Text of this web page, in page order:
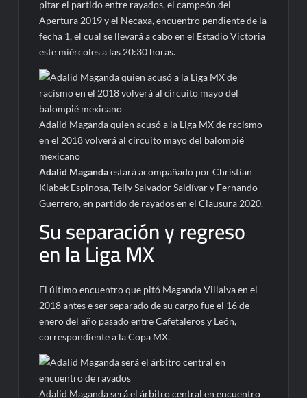
pitar el partido entre rayados, el campeón del
Apertura 2019 y el Necaxa, encuentro pendiente de la
fecha 1, el cual se llevará a cabo en el Estadio Victoria
este miércoles a las 20:30 horas.
Adalid Maganda quien acusó a la Liga MX de racismo
en el 2018 volverá al circuito mayo del balompié
mexicano
Adalid Magandaestará acompañado por Christian
Kiabek Espinosa, Telly Salvador Saldívar y Fernando
Guerrero, en partido de rayados en el Clausura 2020.
Su separación y regreso
en la Liga MX
El último encuentro que pitó Maganda Villalva en el
2018 antes e ser separado de su cargo fue el 16 de
enero del año pasado entre Cafetaleros y León,
correspondiente a la Copa MX.
Adalid Maganda será el árbitro central en encuentro